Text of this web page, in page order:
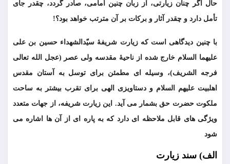
حال اگر چنان زیارتی، از زبان چنین امامی، صادر گردد، چقدر جای
تأمل دارد و چقدر آثار و برکات بر آن مترتب خواهد بود؟!
با چنین دیدگاهی است که زیارت شريفۀ سيّدالشهداء حسين بن على
عليهما السلام خارج شده از ناحیۀ مقدسه ولی عصر (عجل الله تعالى
فرجه الشريف)، وسیله ای مطمئن برای توسل به آستان مقدس
اهلبیت علیهم السلام و دستاویزی الهی برای تقرب بیشتر به ساحت
ملکوت حضرت حق بشمار می آید. این زیارت شریفه، از جهات متعدد
ویژگی های قابل ملاحظه ای دارد که به پاره ای از آن ها اشاره می
شود
الف) سند زیارت